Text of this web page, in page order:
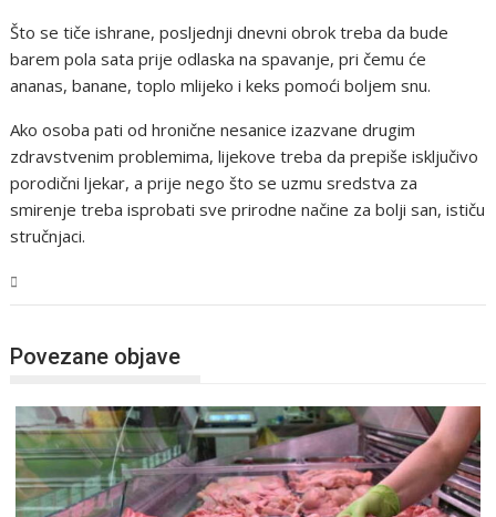
Što se tiče ishrane, posljednji dnevni obrok treba da bude
barem pola sata prije odlaska na spavanje, pri čemu će
ananas, banane, toplo mlijeko i keks pomoći boljem snu.
Ako osoba pati od hronične nesanice izazvane drugim
zdravstvenim problemima, lijekove treba da prepiše isključivo
porodični ljekar, a prije nego što se uzmu sredstva za
smirenje treba isprobati sve prirodne načine za bolji san, ističu
stručnjaci.
Povezane objave